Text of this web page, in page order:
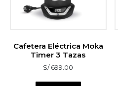
Cafetera Eléctrica Moka
Timer 3 Tazas
S/699.00